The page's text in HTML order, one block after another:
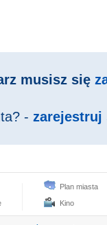
musisz się
- zarejestruj
Plan miasta
Kino